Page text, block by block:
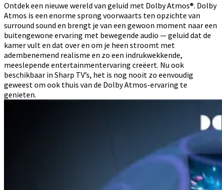
Ontdek een nieuwe wereld van geluid met Dolby Atmos®. Dolby
Atmos is een enorme sprong voorwaarts ten opzichte van
surround sound en brengt je van een gewoon moment naar een
buitengewone ervaring met bewegende audio — geluid dat de
kamer vult en dat over en om je heen stroomt met
adembenemend realisme en zo een indrukwekkende,
meeslepende entertainmentervaring creëert. Nu ook
beschikbaar in Sharp TV’s, het is nog nooit zo eenvoudig
geweest om ook thuis van de Dolby Atmos-ervaring te
genieten.